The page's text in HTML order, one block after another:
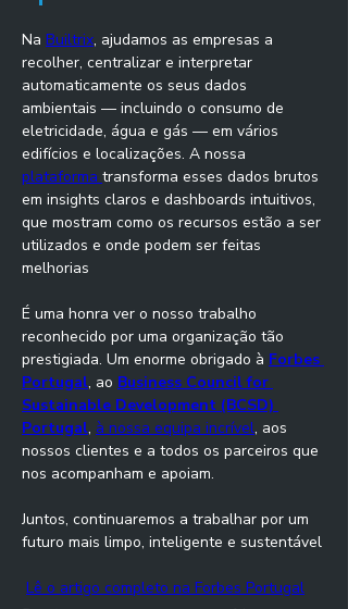
Na Builtrix, ajudamos as empresas a
recolher, centralizar e interpretar
automaticamente os seus dados
ambientais — incluindo o consumo de
eletricidade, água e gás — em vários
edifícios e localizações. A nossa
plataforma transforma esses dados brutos
em insights claros e dashboards intuitivos,
que mostram como os recursos estão a ser
utilizados e onde podem ser feitas
melhorias
É uma honra ver o nosso trabalho
reconhecido por uma organização tão
prestigiada. Um enorme obrigado à Forbes
Portugal, ao Business Council for
Sustainable Development (BCSD)
Portugal, à nossa equipa incrível, aos
nossos clientes e a todos os parceiros que
nos acompanham e apoiam.
Juntos, continuaremos a trabalhar por um
futuro mais limpo, inteligente e sustentável
Lê o artigo completo na Forbes Portugal